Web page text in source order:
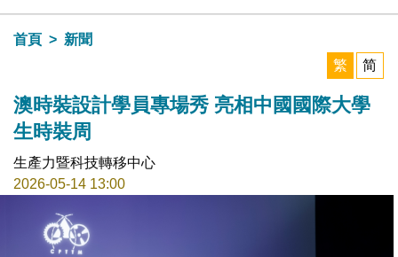
目錄
首頁
新聞
繁
简
澳時裝設計學員專場秀 亮相中國國際大學
生時裝周
生產力暨科技轉移中心
2026-05-14 13:00